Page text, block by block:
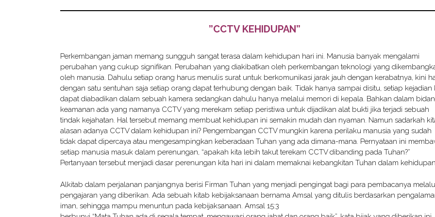
”CCTV KEHIDUPAN”
Perkembangan jaman memang sungguh sangat terasa dalam kehidupan hari ini. Manusia banyak mengalami
perubahan yang cukup signifikan. Perubahan yang diakibatkan oleh perkembangan teknologi yang
oleh manusia. Dahulu setiap orang harus menulis surat untuk berkomunikasi jarak jauh dengan kerabatnya, kini
dengan satu sentuhan saja setiap orang dapat terhubung dengan baik. Tidak hanya sampai disitu, setiap kejadian
dapat diabadikan dalam sebuah kamera sedangkan dahulu hanya melalui memori di kepala. Bahkan dalam
keamanan ada yang namanya CCTV yang merekam setiap peristiwa untuk dijadikan alat bukti jika terjadi sebuah
tindak kejahatan. Hal tersebut memang membuat kehidupan ini semakin mudah dan nyaman. Namun sadarkah
alasan adanya CCTV dalam kehidupan ini? Pengembangan CCTV mungkin karena perilaku manusia yang sudah
tidak dapat dipercaya atau mengesampingkan keberadaan Tuhan yang ada dimana-mana. Pernyataan ini
setiap manusia masuk dalam perenungan, “apakah kita lebih takut terekam CCTV dibanding pada Tuhan?”
Pertanyaan tersebut menjadi dasar perenungan kita hari ini dalam memaknai kebangkitan Tuhan dalam
Alkitab dalam perjalanan panjangnya berisi Firman Tuhan yang menjadi pengingat bagi para pembacanya
pengajaran yang diberikan. Ada sebuah kitab kebijaksanaan bernama Amsal yang ditulis berdasarkan
iman, sehingga mampu menuntun pada kebijaksanaan. Amsal 15:3